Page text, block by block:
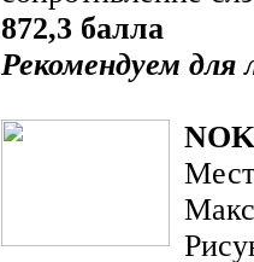
872,3 балла
Рекомендуем для